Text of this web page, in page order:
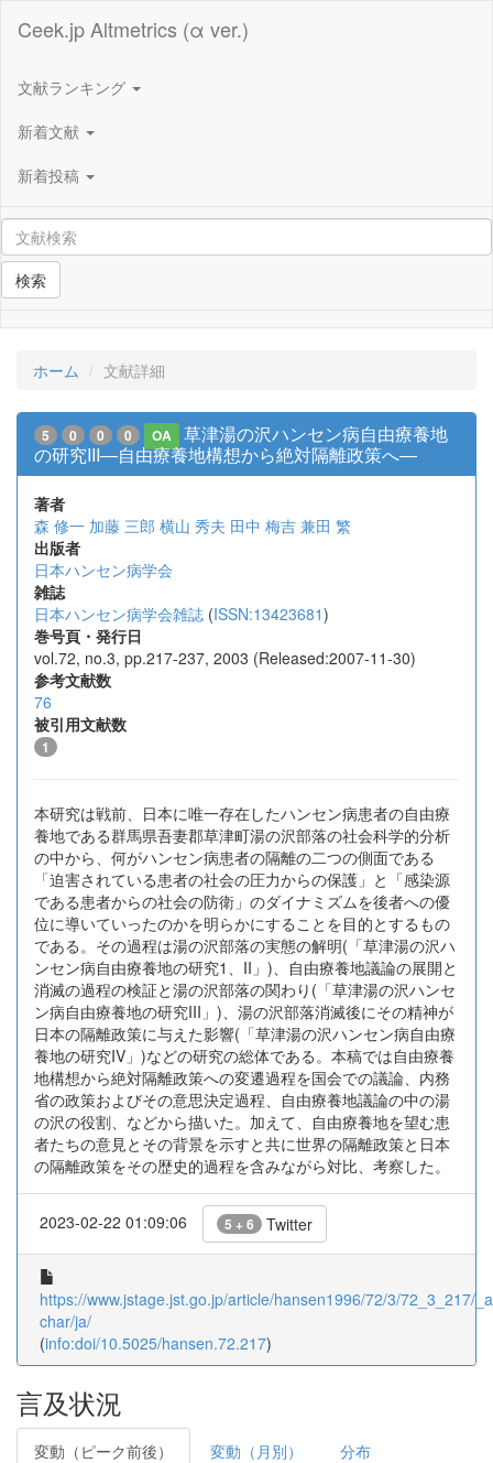
Ceek.jp Altmetrics (α ver.)
文献ランキング
新着文献
新着投稿
検索
ホーム 文献詳細
5 0 0 0 OA
草津湯の沢ハンセン病自由療養地
の研究III―自由療養地構想から絶対隔離政策へ―
著者
森 修一 加藤 三郎 横山 秀夫 田中 梅吉 兼田 繁
出版者
日本ハンセン病学会
雑誌
日本ハンセン病学会雑誌 (ISSN:13423681)
巻号頁・発行日
vol.72, no.3, pp.217-237, 2003 (Released:2007-11-30)
参考文献数
76
被引用文献数
1
本研究は戦前、日本に唯一存在したハンセン病患者の自由療
養地である群馬県吾妻郡草津町湯の沢部落の社会科学的分析
の中から、何がハンセン病患者の隔離の二つの側面である
「迫害されている患者の社会の圧力からの保護」と「感染源
である患者からの社会の防衛」のダイナミズムを後者への優
位に導いていったのかを明らかにすることを目的とするもの
である。その過程は湯の沢部落の実態の解明(「草津湯の沢ハ
ンセン病自由療養地の研究1、II」)、自由療養地議論の展開と
消滅の過程の検証と湯の沢部落の関わり(「草津湯の沢ハンセ
ン病自由療養地の研究III」)、湯の沢部落消滅後にその精神が
日本の隔離政策に与えた影響(「草津湯の沢ハンセン病自由療
養地の研究IV」)などの研究の総体である。本稿では自由療養
地構想から絶対隔離政策への変遷過程を国会での議論、内務
省の政策およびその意思決定過程、自由療養地議論の中の湯
の沢の役割、などから描いた。加えて、自由療養地を望む患
者たちの意見とその背景を示すと共に世界の隔離政策と日本
の隔離政策をその歴史的過程を含みながら対比、考察した。
2023-02-22 01:09:06 5 + 6 Twitter
https://www.jstage.jst.go.jp/article/hansen1996/72/3/72_3_217/
char/ja/
(info:doi/10.5025/hansen.72.217)
言及状況
変動（ピーク前後） 変動（月別） 分布